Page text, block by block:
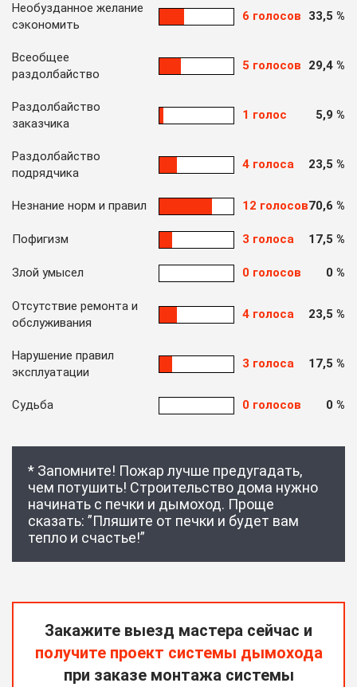
Необузданное желание
сэкономить
6 голосов 33,5 %
Всеобщее
раздолбайство
5 голосов 29,4 %
Раздолбайство
заказчика
1 голос 5,9 %
Раздолбайство
подрядчика
4 голоса 23,5 %
Незнание норм и правил 12 голосов70,6 %
Пофигизм 3 голоса 17,5 %
Злой умысел 0 голосов 0 %
Отсутствие ремонта и
обслуживания
4 голоса 23,5 %
Нарушение правил
эксплуатации
3 голоса 17,5 %
Судьба 0 голосов 0 %
* Запомните! Пожар лучше предугадать,
чем потушить! Строительство дома нужно
начинать с печки и дымоход. Проще
сказать: ”Пляшите от печки и будет вам
тепло и счастье!”
Закажите выезд мастера сейчас и
получите проект системы дымохода
при заказе монтажа системы